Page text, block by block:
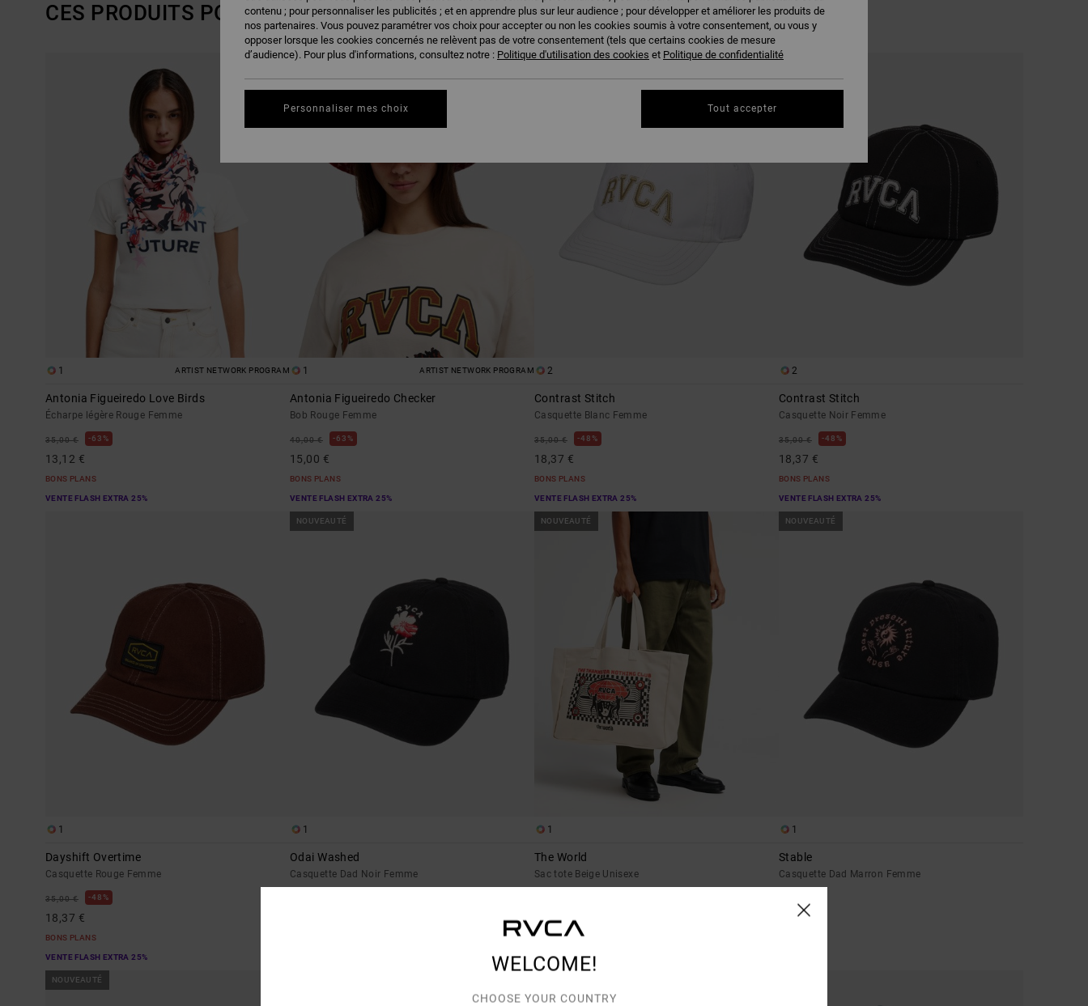
CES PRODUITS POURRAIENT VOUS PLAIRE
1 ARTIST NETWORK PROGRAM
Antonia Figueiredo Love Birds
Écharpe légère Rouge Femme
35,00 € 63%
13,12 €
BONS PLANS
VENTE FLASH EXTRA 25%
1 ARTIST NETWORK PROGRAM
Antonia Figueiredo Checker
Bob Rouge Femme
40,00 € 63%
15,00 €
BONS PLANS
VENTE FLASH EXTRA 25%
2
Contrast Stitch
Casquette Blanc Femme
35,00 € 48%
18,37 €
BONS PLANS
VENTE FLASH EXTRA 25%
2
Contrast Stitch
Casquette Noir Femme
35,00 € 48%
18,37 €
BONS PLANS
VENTE FLASH EXTRA 25%
1
Dayshift Overtime
Casquette Rouge Femme
35,00 € 48%
18,37 €
BONS PLANS
VENTE FLASH EXTRA 25%
NOUVEAUTÉ
1
Odai Washed
Casquette Dad Noir Femme
NOUVEAUTÉ
1
The World
Sac tote Beige Unisexe
NOUVEAUTÉ
1
Stable
Casquette Dad Marron Femme
NOUVEAUTÉ
WELCOME!
CHOOSE YOUR COUNTRY
contenu ; pour personnaliser les publicités ; et en apprendre plus sur leur audience ; pour développer et améliorer les produits de
nos partenaires. Vous pouvez paramétrer vos choix pour accepter ou non les cookies soumis à votre consentement, ou vous y
opposer lorsque les cookies concernés ne relèvent pas de votre consentement (tels que certains cookies de mesure
d’audience). Pour plus d'informations, consultez notre : Politique d'utilisation des cookies et Politique de confidentialité
Personnaliser mes choix Tout accepter